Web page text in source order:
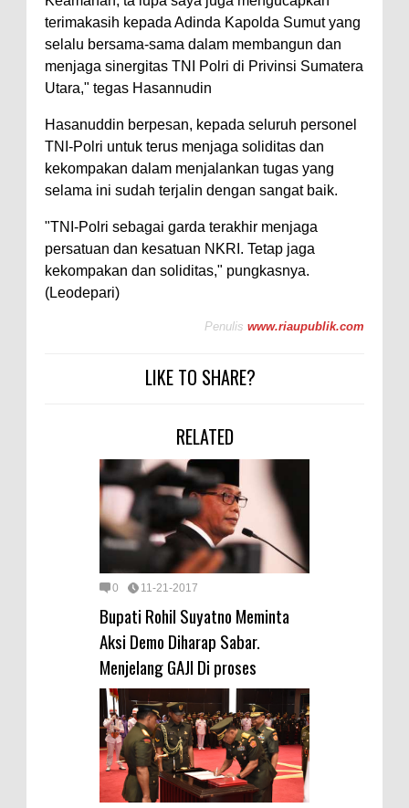
terimakasih kepada Adinda Kapolda Sumut yang
selalu bersama-sama dalam membangun dan
menjaga sinergitas TNI Polri di Privinsi Sumatera
Utara," tegas Hasannudin
Hasanuddin berpesan, kepada seluruh personel
TNI-Polri untuk terus menjaga soliditas dan
kekompakan dalam menjalankan tugas yang
selama ini sudah terjalin dengan sangat baik.
"TNI-Polri sebagai garda terakhir menjaga
persatuan dan kesatuan NKRI. Tetap jaga
kekompakan dan soliditas," pungkasnya.
(Leodepari)
Penulis www.riaupublik.com
LIKE TO SHARE?
RELATED
0 11-21-2017
Bupati Rohil Suyatno Meminta
Aksi Demo Diharap Sabar.
Menjelang GAJI Di proses